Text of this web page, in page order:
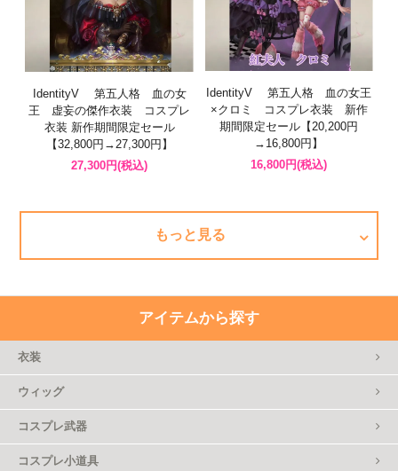
IdentityV 第五人格 血の女
王 虚妄の傑作衣装 コスプレ
衣装 新作期間限定セール
【32,800円→27,300円】
27,300円(税込)
IdentityV 第五人格 血の女王
×クロミ コスプレ衣装 新作
期間限定セール【20,200円
→16,800円】
16,800円(税込)
もっと見る
アイテムから探す
衣装
ウィッグ
コスプレ武器
コスプレ小道具